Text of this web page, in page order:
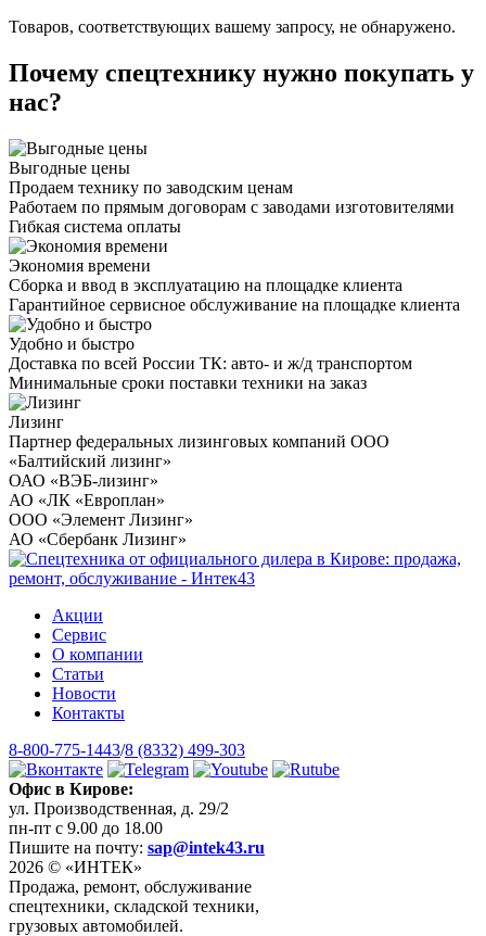
Товаров, соответствующих вашему запросу, не обнаружено.
Почему спецтехнику нужно покупать у
нас?
Выгодные цены
Продаем технику по заводским ценам
Работаем по прямым договорам с заводами изготовителями
Гибкая система оплаты
Экономия времени
Сборка и ввод в эксплуатацию на площадке клиента
Гарантийное сервисное обслуживание на площадке клиента
Удобно и быстро
Доставка по всей России ТК: авто- и ж/д транспортом
Минимальные сроки поставки техники на заказ
Лизинг
Партнер федеральных лизинговых компаний ООО
«Балтийский лизинг»
ОАО «ВЭБ-лизинг»
АО «ЛК «Европлан»
ООО «Элемент Лизинг»
АО «Сбербанк Лизинг»
Акции
Сервис
О компании
Статьи
Новости
Контакты
8-800-775-1443/8 (8332) 499-303
Офис в Кирове:
ул. Производственная, д. 29/2
пн-пт с 9.00 до 18.00
Пишите на почту: sap@intek43.ru
2026 © «ИНТЕК»
Продажа, ремонт, обслуживание
спецтехники, складской техники,
грузовых автомобилей.